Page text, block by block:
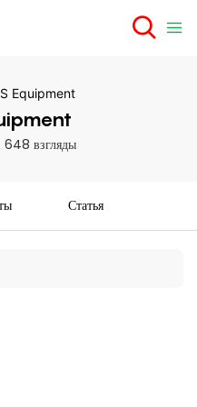
Equipment
648 взгляды
Статья